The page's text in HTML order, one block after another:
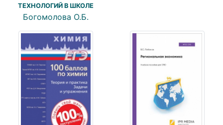
ТЕХНОЛОГИЙ В ШКОЛЕ
Богомолова О.Б.